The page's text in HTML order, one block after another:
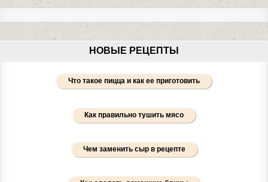
НОВЫЕ РЕЦЕПТЫ
Что такое пицца и как ее приготовить
Как правильно тушить мясо
Чем заменить сыр в рецепте